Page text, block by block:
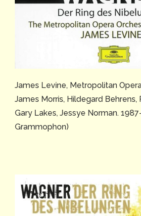
James Levine, Metropolitan
James Morris, Hildegard Behrens,
Gary Lakes, Jessye Norman.
Grammophon)